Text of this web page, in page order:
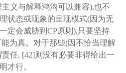
义与解释鸿沟可以兼容),也不
状态或现象的呈现模式(因为无
定会威胁到CP原则),只要坚持
为真。对于那些(因不恰当理解
任, [42]则没有必要非得给出一
才行。